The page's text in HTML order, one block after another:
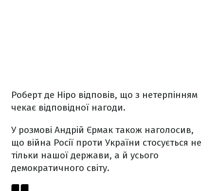
Роберт де Ніро відповів, що з нетерпінням
чекає відповідної нагоди.
У розмові Андрій Єрмак також наголосив,
що війна Росії проти України стосується не
тільки нашої держави, а й усього
демократичного світу.